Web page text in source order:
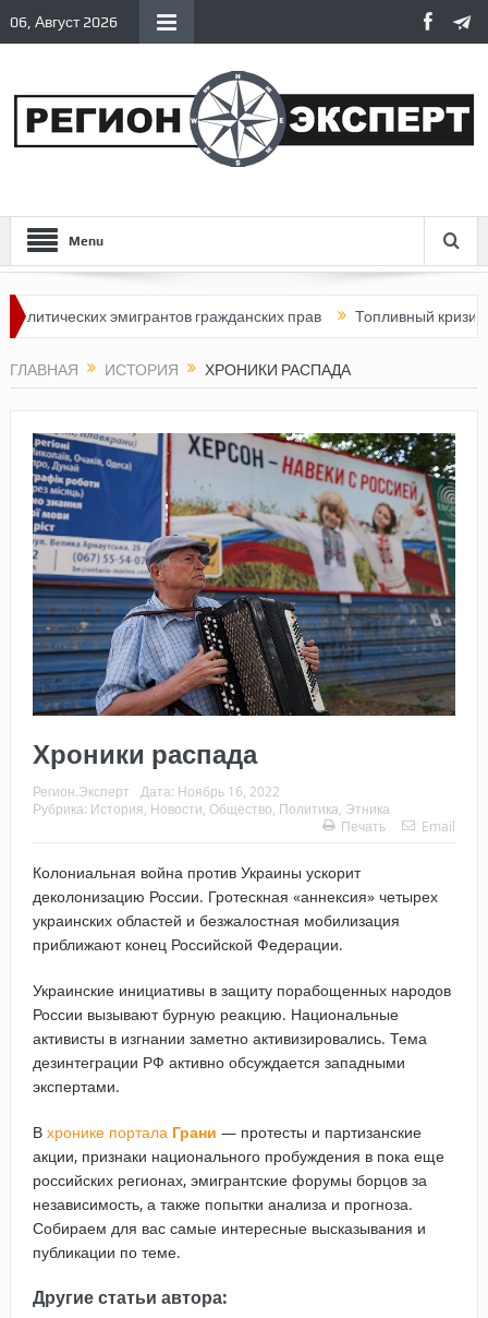
06, Август 2026
Menu
эмигрантов гражданских прав Топливный кризис в
ГЛАВНАЯ ИСТОРИЯ ХРОНИКИ РАСПАДА
Хроники распада
Регион.Эксперт Дата: Ноябрь 16, 2022
Рубрика: История Новости Общество Политика Этника
Печать
Email
Колониальная война против Украины ускорит
деколонизацию России. Гротескная «аннексия» четырех
украинских областей и безжалостная мобилизация
приближают конец Российской Федерации.
Украинские инициативы в защиту порабощенных народов
России вызывают бурную реакцию. Национальные
активисты в изгнании заметно активизировались. Тема
дезинтеграции РФ активно обсуждается западными
экспертами.
В хронике портала Грани — протесты и партизанские
акции, признаки национального пробуждения в пока еще
российских регионах, эмигрантские форумы борцов за
независимость, а также попытки анализа и прогноза.
Собираем для вас самые интересные высказывания и
публикации по теме.
Другие статьи автора: